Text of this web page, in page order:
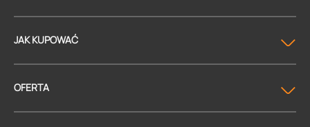
JAK KUPOWAĆ
OFERTA